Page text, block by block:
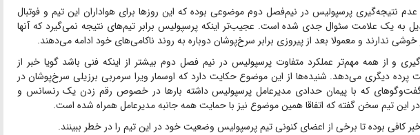
نتیجه‌گیری پرسپولیس در نیم‌فصل دوم موضوعی بوده که این روز‌ها برای هواداران این تیم و فوتبال
به یک علامت سئوال جدی شده است. عجیب‌تر اینکه پرسپولیس برابر تیم‌های نتیجه نمی‌گیرد که آنها
خوشی ندارند و معمولا بعد از پیروزی برابر سرخ‌پوشان دوباره به روند ناکامی‌های خود ادامه می‌دهند.
و از همه مهم‌تر عملکرد متفاوت پرسپولیس در نیم فصل دوم بیشتر از اینکه فنی باشد گویا خبر از
پرده دیگری می‌دهد. شنیده‌ها از این موضوع حکایت دارد که اوسمار ویرا سرمربی برزیلی سرخ‌پوشان در
که با پیمان حدادی مدیرعامل پرسپولیس داشته بار‌ها در خصوص رقم زدن یک رنسانس و
این تیم سخن گفته که اتفاقا همین موضوع نیز با حمایت همه جانبه مدیرعامل همراه شده است.
کافی بوده تا برخی از اعضای کنونی تیم پرسپولیس وضعیت خود در این تیم را در خطر ببینند.